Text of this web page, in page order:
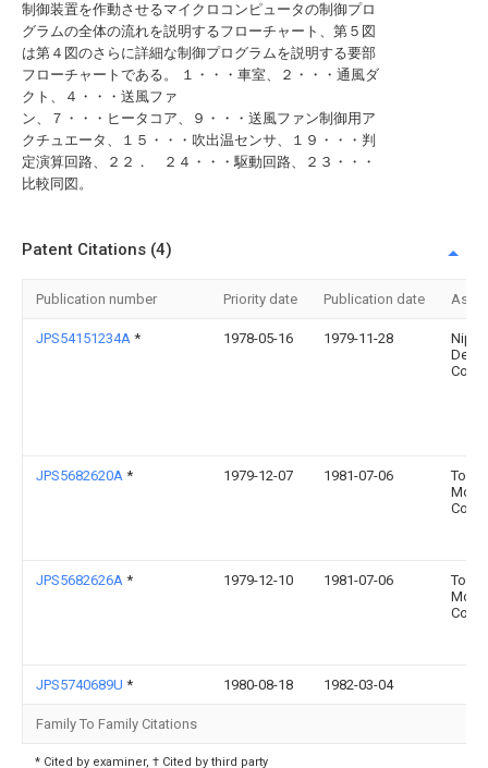
制御装置を作動させるマイクロコンピュータの制御プロ
グラムの全体の流れを説明するフローチャート、第５図
は第４図のさらに詳細な制御プログラムを説明する要部
フローチャートである。 １・・・車室、２・・・通風ダ
クト、４・・・送風ファ
ン、７・・・ヒータコア、９・・・送風ファン制御用ア
クチュエータ、１５・・・吹出温センサ、１９・・・判
定演算回路、２２． ２４・・・駆動回路、２３・・・
比較同図。
Patent Citations (4)
Publication number Priority date Publication date
JPS54151234A * 1978-05-16 1979-11-28
Co
JPS5682620A * 1979-12-07 1981-07-06
Motor
Corp
JPS5682626A * 1979-12-10 1981-07-06
Motor
Corp
JPS5740689U * 1980-08-18 1982-03-04
Family To Family Citations
* Cited by examiner, † Cited by third party